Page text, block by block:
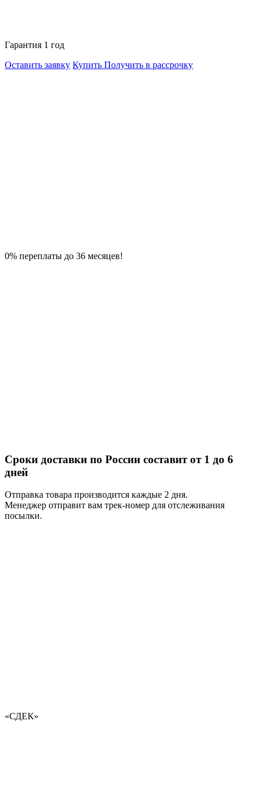
Гарантия 1 год
Оставить заявку Купить Получить в рассрочку
0% переплаты до 36 месяцев!
Сроки доставки по России составит от 1 до 6
дней
Отправка товара производится каждые 2 дня.
Менеджер отправит вам трек-номер для отслеживания
посылки.
«СДЕК»